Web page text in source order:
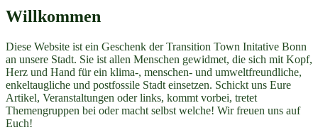
Willkommen
Diese Website ist ein Geschenk der Transition Town Initative Bonn
an unsere Stadt. Sie ist allen Menschen gewidmet, die sich mit Kopf,
Herz und Hand für ein klima-, menschen- und umweltfreundliche,
enkeltaugliche und postfossile Stadt einsetzen. Schickt uns Eure
Artikel, Veranstaltungen oder links, kommt vorbei, tretet
Themengruppen bei oder macht selbst welche! Wir freuen uns auf
Euch!